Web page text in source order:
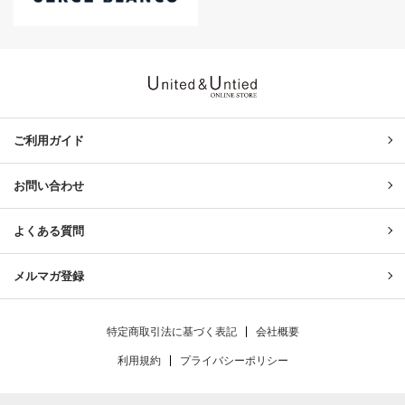
ご利用ガイド
お問い合わせ
よくある質問
メルマガ登録
特定商取引法に基づく表記 会社概要
利用規約 プライバシーポリシー